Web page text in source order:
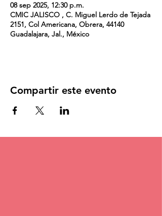
08 sep 2025, 12:30 p.m.
CMIC JALISCO , C. Miguel Lerdo de Tejada
2151, Col Americana, Obrera, 44140
Guadalajara, Jal., México
Compartir este evento